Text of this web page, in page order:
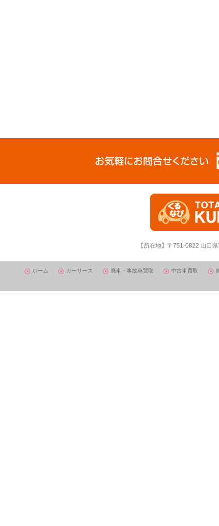
【所在地】〒751-0822 山
ホーム カーリース 廃車・事故車買取 中古車買取